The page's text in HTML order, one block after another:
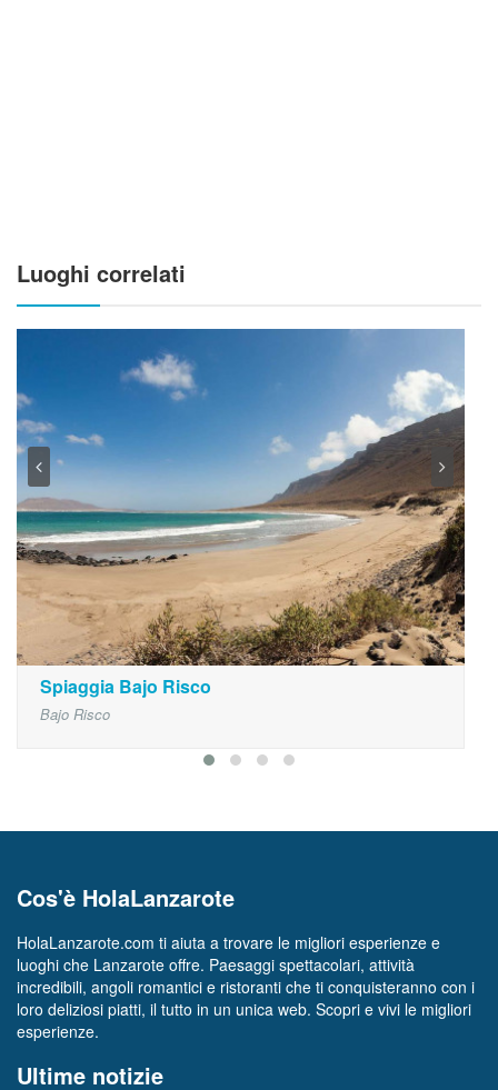
Luoghi correlati
Spiaggia Bajo Risco
Bajo Risco
Cos'è HolaLanzarote
HolaLanzarote.com ti aiuta a trovare le migliori esperienze e
luoghi che Lanzarote offre. Paesaggi spettacolari, attività
incredibili, angoli romantici e ristoranti che ti conquisteranno con i
loro deliziosi piatti, il tutto in un unica web. Scopri e vivi le migliori
esperienze.
Ultime notizie